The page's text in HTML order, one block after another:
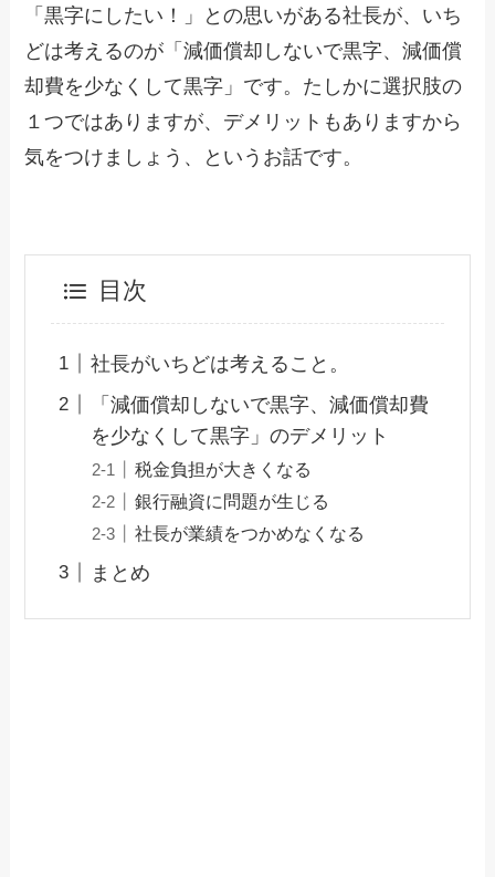
「黒字にしたい！」との思いがある社長が、いち
どは考えるのが「減価償却しないで黒字、減価償
却費を少なくして黒字」です。たしかに選択肢の
１つではありますが、デメリットもありますから
気をつけましょう、というお話です。
目次
社長がいちどは考えること。
「減価償却しないで黒字、減価償却費
を少なくして黒字」のデメリット
税金負担が大きくなる
銀行融資に問題が生じる
社長が業績をつかめなくなる
まとめ